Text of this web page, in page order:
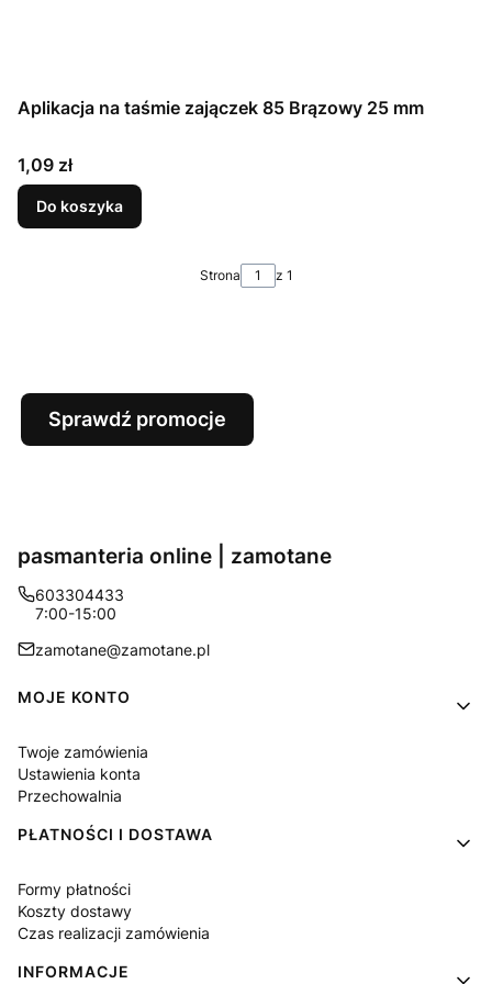
Aplikacja na taśmie zajączek 85 Brązowy 25 mm
Cena
1,09 zł
Do koszyka
Strona z 1
Sprawdź promocje
pasmanteria online | zamotane
603304433
7:00-15:00
zamotane@zamotane.pl
Linki w stopce
MOJE KONTO
Twoje zamówienia
Ustawienia konta
Przechowalnia
PŁATNOŚCI I DOSTAWA
Formy płatności
Koszty dostawy
Czas realizacji zamówienia
INFORMACJE